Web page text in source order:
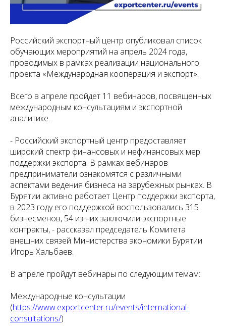
Российский экспортный центр опубликовал список
обучающих мероприятий на апрель 2024 года,
проводимых в рамках реализации национального
проекта «Международная кооперация и экспорт».
Всего в апреле пройдет 11 вебинаров, посвященных
международным консультациям и экспортной
аналитике.
- Российский экспортный центр предоставляет
широкий спектр финансовых и нефинансовых мер
поддержки экспорта. В рамках вебинаров
предприниматели ознакомятся с различными
аспектами ведения бизнеса на зарубежных рынках. В
Бурятии активно работает Центр поддержки экспорта,
в 2023 году его поддержкой воспользовались 315
бизнесменов, 54 из них заключили экспортные
контракты, - рассказал председатель Комитета
внешних связей Министерства экономики Бурятии
Игорь Хальбаев.
В апреле пройдут вебинары по следующим темам:
Международные консультации
(https://www.exportcenter.ru/events/international-
consultations/)